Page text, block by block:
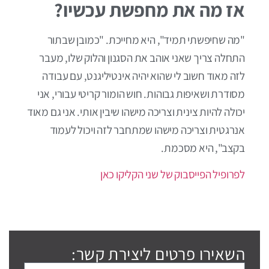
אז מה את מחפשת עכשיו?
"מה שחיפשתי תמיד", היא מחייכת. "כמובן שבתור
התחלה צריך שאני אוהב את הסגנון והלוק שלו, מעבר
לזה מאוד חשוב לי שהוא יהיה אינטיליגנט, עם עבודה
מסודרת ושאיפות גבוהות. חוש הומור קריטי עבורי, אני
יכולה להיות צינית וצריכה מישהו שיבין אותי. אני גם מאוד
אנרגטית וצריכה מישהו שמתחבר לזה ויכול לעמוד
בקצב", היא מסכמת.
לפרופיל הפייסבוק של שני הקליקו כאן
השאירו פרטים ליצירת קשר: